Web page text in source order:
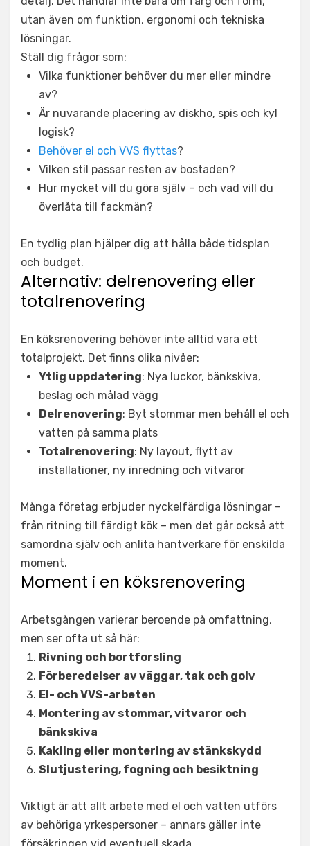
utan även om funktion, ergonomi och tekniska
lösningar.
Ställ dig frågor som:
Vilka funktioner behöver du mer eller mindre
av?
Är nuvarande placering av diskho, spis och kyl
logisk?
Behöver el och VVS flyttas?
Vilken stil passar resten av bostaden?
Hur mycket vill du göra själv – och vad vill du
överlåta till fackmän?
En tydlig plan hjälper dig att hålla både tidsplan
och budget.
Alternativ: delrenovering eller
totalrenovering
En köksrenovering behöver inte alltid vara ett
totalprojekt. Det finns olika nivåer:
Ytlig uppdatering: Nya luckor, bänkskiva,
beslag och målad vägg
Delrenovering: Byt stommar men behåll el och
vatten på samma plats
Totalrenovering: Ny layout, flytt av
installationer, ny inredning och vitvaror
Många företag erbjuder nyckelfärdiga lösningar –
från ritning till färdigt kök – men det går också att
samordna själv och anlita hantverkare för enskilda
moment.
Moment i en köksrenovering
Arbetsgången varierar beroende på omfattning,
men ser ofta ut så här:
Rivning och bortforsling
Förberedelser av väggar, tak och golv
El- och VVS-arbeten
Montering av stommar, vitvaror och
bänkskiva
Kakling eller montering av stänkskydd
Slutjustering, fogning och besiktning
Viktigt är att allt arbete med el och vatten utförs
av behöriga yrkespersoner – annars gäller inte